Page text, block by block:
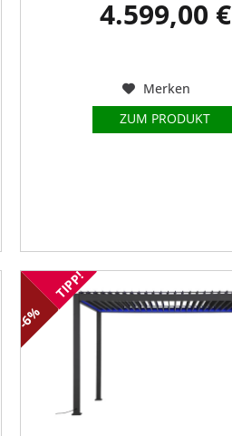
4.599,00 €
Merken
ZUM PRODUKT
-6%
TIPP!